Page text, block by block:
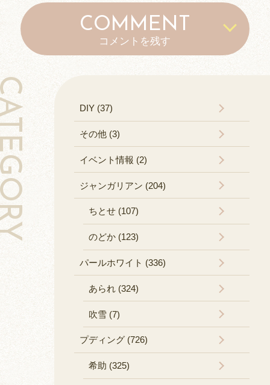
COMMENT
コメントを残す
DIY (37)
その他 (3)
イベント情報 (2)
ジャンガリアン (204)
ちとせ (107)
のどか (123)
パールホワイト (336)
あられ (324)
吹雪 (7)
プディング (726)
希助 (325)